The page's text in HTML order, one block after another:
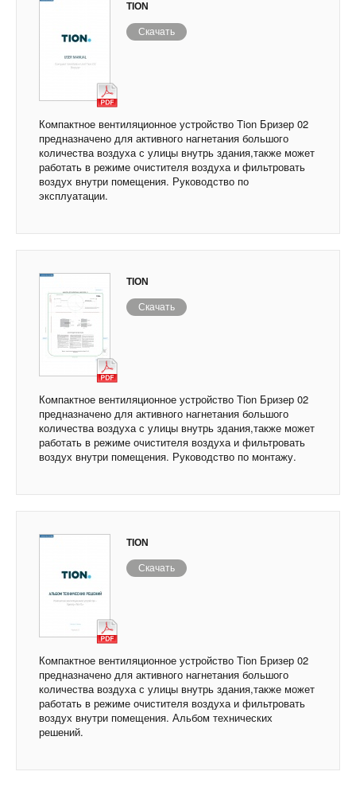
TION
Скачать
Компактное вентиляционное устройство Tion Бризер 02
предназначено для активного нагнетания большого
количества воздуха с улицы внутрь здания,также может
работать в режиме очистителя воздуха и фильтровать
воздух внутри помещения. Руководство по
эксплуатации.
TION
Скачать
Компактное вентиляционное устройство Tion Бризер 02
предназначено для активного нагнетания большого
количества воздуха с улицы внутрь здания,также может
работать в режиме очистителя воздуха и фильтровать
воздух внутри помещения. Руководство по монтажу.
TION
Скачать
Компактное вентиляционное устройство Tion Бризер 02
предназначено для активного нагнетания большого
количества воздуха с улицы внутрь здания,также может
работать в режиме очистителя воздуха и фильтровать
воздух внутри помещения. Альбом технических
решений.